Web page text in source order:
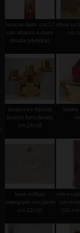
lucerna diam. cm.17
con attacco a muro
dorata (elettrica)
sfera su
lumiera tre fiamme
bronzo fuso,dorata
cm.24x18
lume soffiato
melograno con piede
cm.12x10
vetro
con
GG